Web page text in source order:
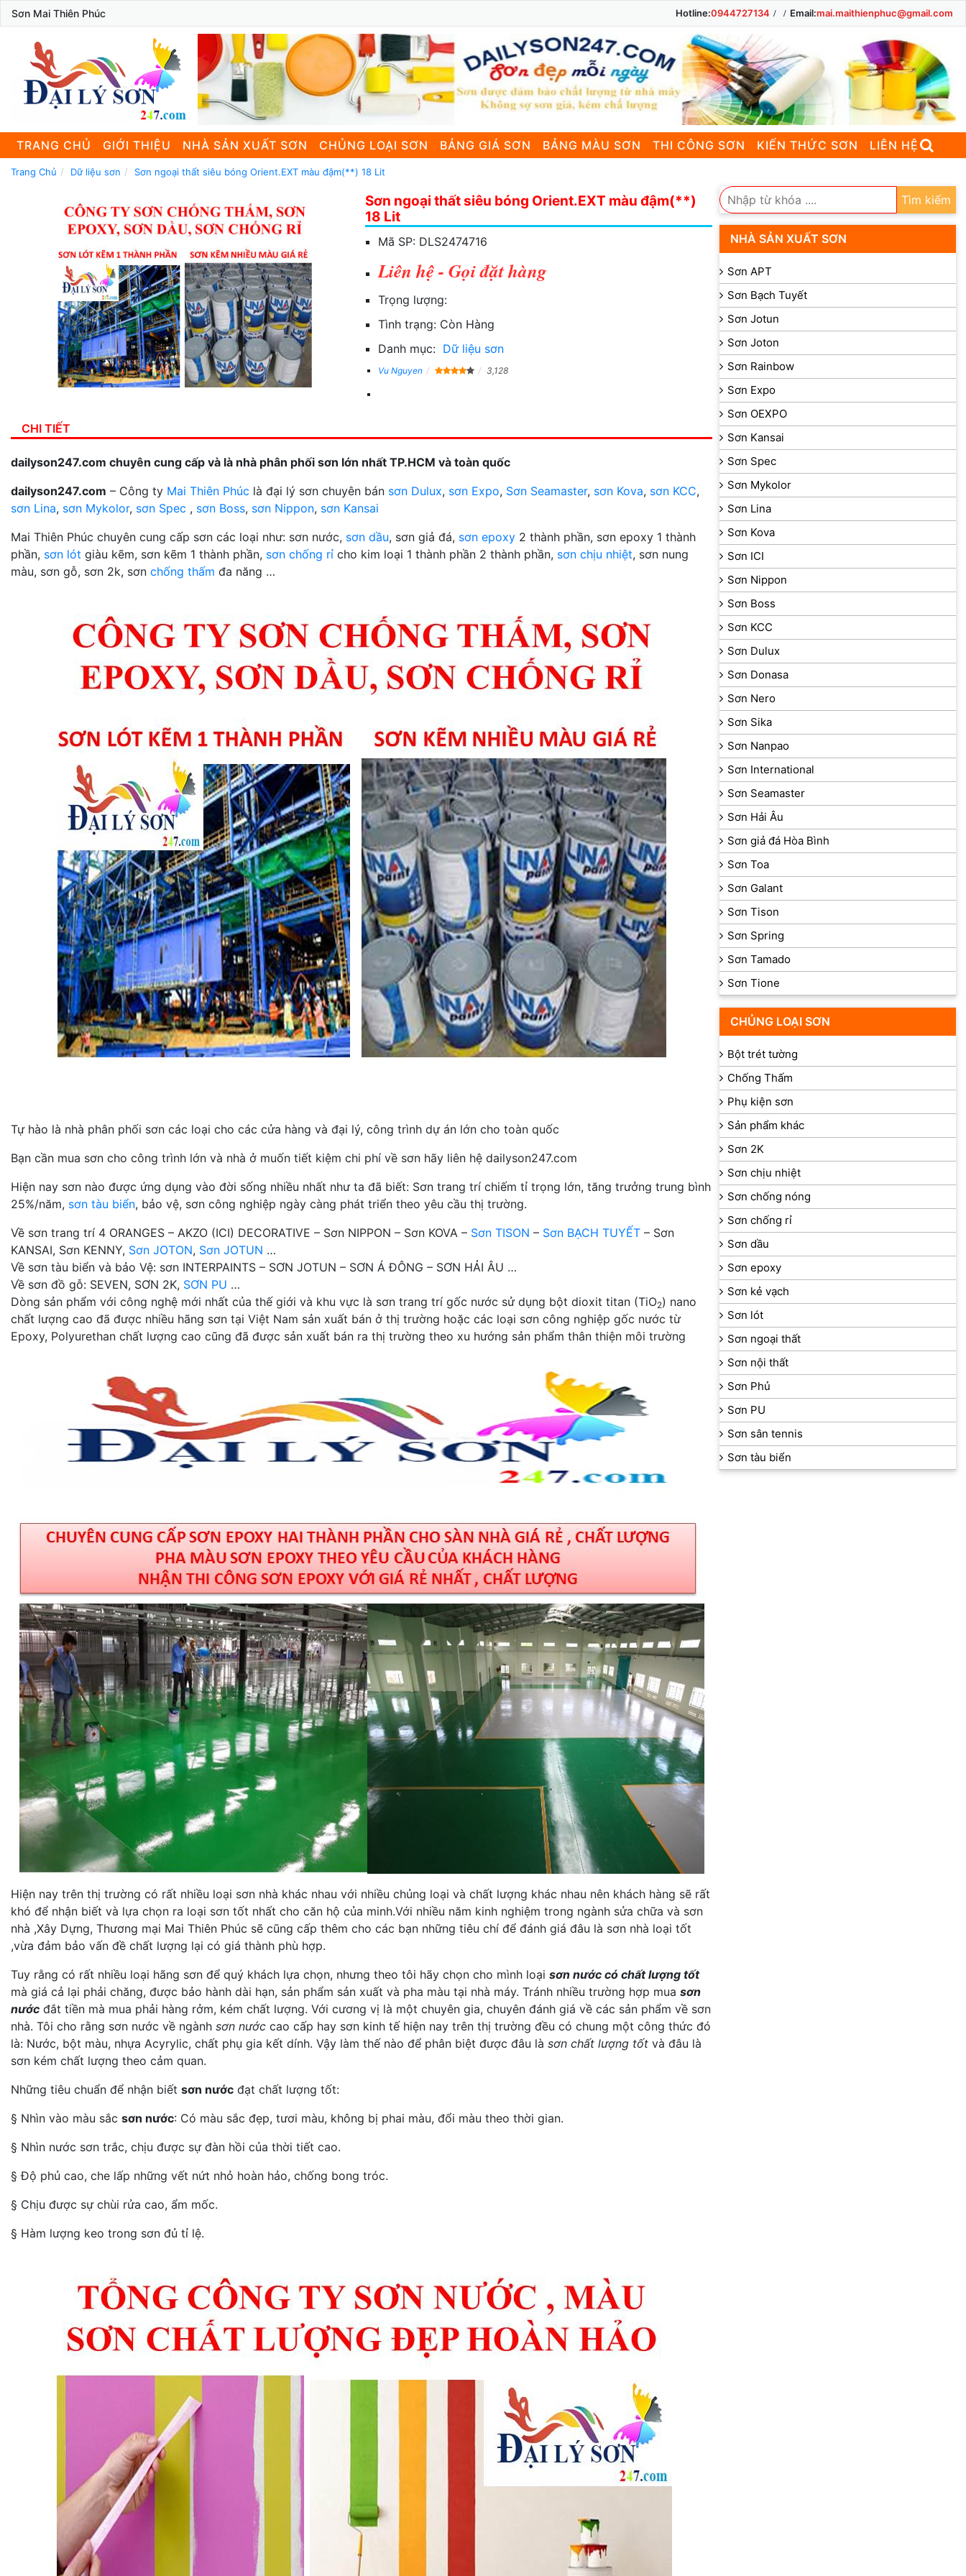
Sơn Mai Thiên Phúc Hotline:0944727134 Email:mai.maithienphuc@gmail.com
TRANG CHỦ GIỚI THIỆU NHÀ SẢN XUẤT SƠN CHỦNG LOẠI SƠN BẢNG GIÁ SƠN BẢNG MÀU SƠN THI CÔNG SƠN KIẾN THỨC SƠN LIÊN HỆ
Trang Chủ Dữ liệu sơn Sơn ngoại thất siêu bóng Orient.EXT màu đậm(**) 18 Lit
Sơn ngoại thất siêu bóng Orient.EXT màu đậm(**)
18 Lit
Mã SP: DLS2474716
Liên hệ - Gọi đặt hàng
Trọng lượng:
Tình trạng: Còn Hàng
Danh mục: Dữ liệu sơn
Vu Nguyen 3,128
CHI TIẾT
dailyson247.com chuyên cung cấp và là nhà phân phối sơn lớn nhất TP.HCM và toàn quốc
dailyson247.com – Công ty Mai Thiên Phúc là đại lý sơn chuyên bán sơn Dulux, sơn Expo, Sơn Seamaster, sơn Kova, sơn KCC,
sơn Lina, sơn Mykolor, sơn Spec , sơn Boss, sơn Nippon, sơn Kansai
Mai Thiên Phúc chuyên cung cấp sơn các loại như: sơn nước, sơn dầu, sơn giả đá, sơn epoxy 2 thành phần, sơn epoxy 1 thành
phần, sơn lót giàu kẽm, sơn kẽm 1 thành phần, sơn chống rỉ cho kim loại 1 thành phần 2 thành phần, sơn chịu nhiệt, sơn nung
màu, sơn gỗ, sơn 2k, sơn chống thấm đa năng …
Tự hào là nhà phân phối sơn các loại cho các cửa hàng và đại lý, công trình dự án lớn cho toàn quốc
Bạn cần mua sơn cho công trình lớn và nhà ở muốn tiết kiệm chi phí về sơn hãy liên hệ dailyson247.com
Hiện nay sơn nào được ứng dụng vào đời sống nhiều nhất như ta đã biết: Sơn trang trí chiếm tỉ trọng lớn, tăng trưởng trung bình
25%/năm, sơn tàu biển, bảo vệ, sơn công nghiệp ngày càng phát triển theo yêu cầu thị trường.
Về sơn trang trí 4 ORANGES – AKZO (ICI) DECORATIVE – Sơn NIPPON – Sơn KOVA – Sơn TISON – Sơn BẠCH TUYẾT – Sơn
KANSAI, Sơn KENNY, Sơn JOTON, Sơn JOTUN …
Về sơn tàu biển và bảo Vệ: sơn INTERPAINTS – SƠN JOTUN – SƠN Á ĐÔNG – SƠN HẢI ÂU …
Về sơn đồ gỗ: SEVEN, SƠN 2K, SƠN PU …
Dòng sản phẩm với công nghệ mới nhất của thế giới và khu vực là sơn trang trí gốc nước sử dụng bột dioxit titan (TiO2) nano
chất lượng cao đã được nhiều hãng sơn tại Việt Nam sản xuất bán ở thị trường hoặc các loại sơn công nghiệp gốc nước từ
Epoxy, Polyurethan chất lượng cao cũng đã được sản xuất bán ra thị trường theo xu hướng sản phẩm thân thiện môi trường
Hiện nay trên thị trường có rất nhiều loại sơn nhà khác nhau với nhiều chủng loại và chất lượng khác nhau nên khách hàng sẽ rất
khó để nhận biết và lựa chọn ra loại sơn tốt nhất cho căn hộ của minh.Với nhiều năm kinh nghiệm trong ngành sửa chữa và sơn
nhà ,Xây Dựng, Thương mại Mai Thiên Phúc sẽ cũng cấp thêm cho các bạn những tiêu chí để đánh giá đâu là sơn nhà loại tốt
,vừa đảm bảo vấn đề chất lượng lại có giá thành phù hợp.
Tuy rằng có rất nhiều loại hãng sơn để quý khách lựa chọn, nhưng theo tôi hãy chọn cho mình loại sơn nước có chất lượng tốt
mà giá cả lại phải chăng, được bảo hành dài hạn, sản phẩm sản xuất và pha màu tại nhà máy. Tránh nhiều trường hợp mua sơn
nước đắt tiền mà mua phải hàng rởm, kém chất lượng. Với cương vị là một chuyên gia, chuyên đánh giá về các sản phẩm về sơn
nhà. Tôi cho rằng sơn nước về ngành sơn nước cao cấp hay sơn kinh tế hiện nay trên thị trường đều có chung một công thức đó
là: Nước, bột màu, nhựa Acyrylic, chất phụ gia kết dính. Vậy làm thế nào để phân biệt được đâu là sơn chất lượng tốt và đâu là
sơn kém chất lượng theo cảm quan.
Những tiêu chuẩn để nhận biết sơn nước đạt chất lượng tốt:
§ Nhìn vào màu sắc sơn nước: Có màu sắc đẹp, tươi màu, không bị phai màu, đổi màu theo thời gian.
§ Nhìn nước sơn trắc, chịu được sự đàn hồi của thời tiết cao.
§ Độ phủ cao, che lấp những vết nứt nhỏ hoàn hảo, chống bong tróc.
§ Chịu được sự chùi rửa cao, ẩm mốc.
§ Hàm lượng keo trong sơn đủ tỉ lệ.
Tìm kiếm
NHÀ SẢN XUẤT SƠN
Sơn APT
Sơn Bạch Tuyết
Sơn Jotun
Sơn Joton
Sơn Rainbow
Sơn Expo
Sơn OEXPO
Sơn Kansai
Sơn Spec
Sơn Mykolor
Sơn Lina
Sơn Kova
Sơn ICI
Sơn Nippon
Sơn Boss
Sơn KCC
Sơn Dulux
Sơn Donasa
Sơn Nero
Sơn Sika
Sơn Nanpao
Sơn International
Sơn Seamaster
Sơn Hải Âu
Sơn giả đá Hòa Bình
Sơn Toa
Sơn Galant
Sơn Tison
Sơn Spring
Sơn Tamado
Sơn Tione
CHỦNG LOẠI SƠN
Bột trét tường
Chống Thấm
Phụ kiện sơn
Sản phẩm khác
Sơn 2K
Sơn chịu nhiệt
Sơn chống nóng
Sơn chống rỉ
Sơn dầu
Sơn epoxy
Sơn kẻ vạch
Sơn lót
Sơn ngoại thất
Sơn nội thất
Sơn Phủ
Sơn PU
Sơn sân tennis
Sơn tàu biển